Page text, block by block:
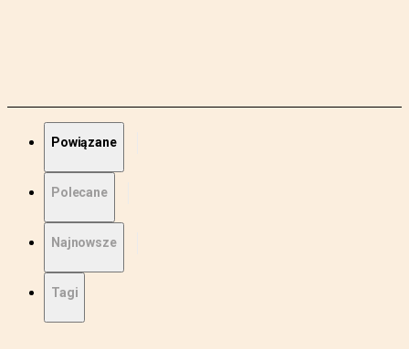
Powiązane
Polecane
Najnowsze
Tagi